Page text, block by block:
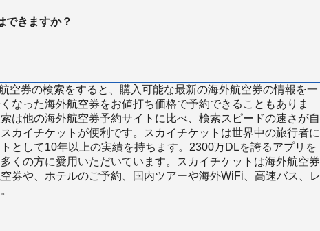
できますか？
空券の検索をすると、購入可能な最新の海外航空券の情報を一
なった海外航空券をお値打ち価格で予約できることもありま
は他の海外航空券予約サイトに比べ、検索スピードの速さが自
カイチケットが便利です。スカイチケットは世界中の旅行者に
として10年以上の実績を持ちます。2300万DLを誇るアプリを
くの方に愛用いただいています。スカイチケットは海外航空券
券や、ホテルのご予約、国内ツアーや海外WiFi、高速バス、レ